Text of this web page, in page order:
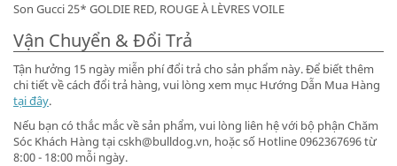
Son Gucci 25* GOLDIE RED, ROUGE À LÈVRES VOILE
Vận Chuyển & Đổi Trả
Tận hưởng 15 ngày miễn phí đổi trả cho sản phẩm này. Để biết thêm
chi tiết về cách đổi trả hàng, vui lòng xem mục Hướng Dẫn Mua Hàng
tại đây.
Nếu bạn có thắc mắc về sản phẩm, vui lòng liên hệ với bộ phận Chăm
Sóc Khách Hàng tại cskh@bulldog.vn, hoặc số Hotline 0962367696 từ
8:00 - 18:00 mỗi ngày.